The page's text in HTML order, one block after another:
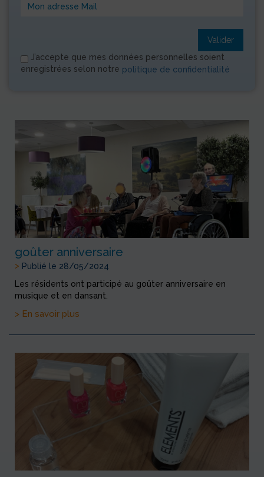
Valider
J’accepte que mes données personnelles soient
enregistrées selon notre politique de confidentialité
goûter anniversaire
> Publié le 28/05/2024
Les résidents ont participé au goûter anniversaire en
musique et en dansant.
> En savoir plus